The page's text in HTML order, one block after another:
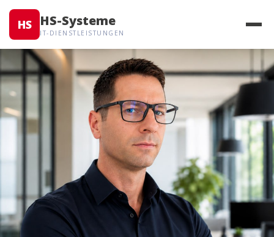
HS HS-Systeme
IT-DIENSTLEISTUNGEN